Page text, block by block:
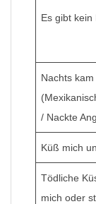
Es gibt kein
Nachts kam
/ Nackte
Küß mich
Tödliche
mich oder